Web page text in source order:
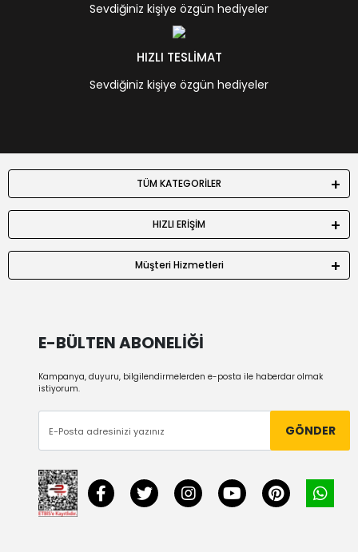
Sevdiğiniz kişiye özgün hediyeler
HIZLI TESLİMAT
Sevdiğiniz kişiye özgün hediyeler
TÜM KATEGORİLER
HIZLI ERİŞİM
Müşteri Hizmetleri
E-BÜLTEN ABONELİĞİ
Kampanya, duyuru, bilgilendirmelerden e-posta ile haberdar olmak
istiyorum.
GÖNDER